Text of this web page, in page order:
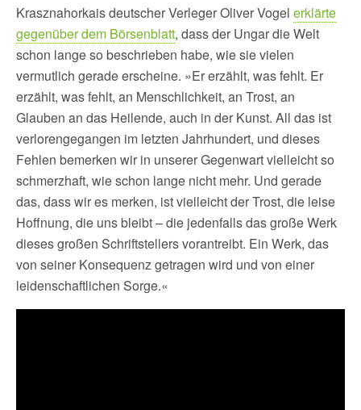
Krasznahorkais deutscher Verleger Oliver Vogel erklärte
gegenüber dem Börsenblatt, dass der Ungar die Welt
schon lange so beschrieben habe, wie sie vielen
vermutlich gerade erscheine. »Er erzählt, was fehlt. Er
erzählt, was fehlt, an Menschlichkeit, an Trost, an
Glauben an das Heilende, auch in der Kunst. All das ist
verlorengegangen im letzten Jahrhundert, und dieses
Fehlen bemerken wir in unserer Gegenwart vielleicht so
schmerzhaft, wie schon lange nicht mehr. Und gerade
das, dass wir es merken, ist vielleicht der Trost, die leise
Hoffnung, die uns bleibt – die jedenfalls das große Werk
dieses großen Schriftstellers vorantreibt. Ein Werk, das
von seiner Konsequenz getragen wird und von einer
leidenschaftlichen Sorge.«